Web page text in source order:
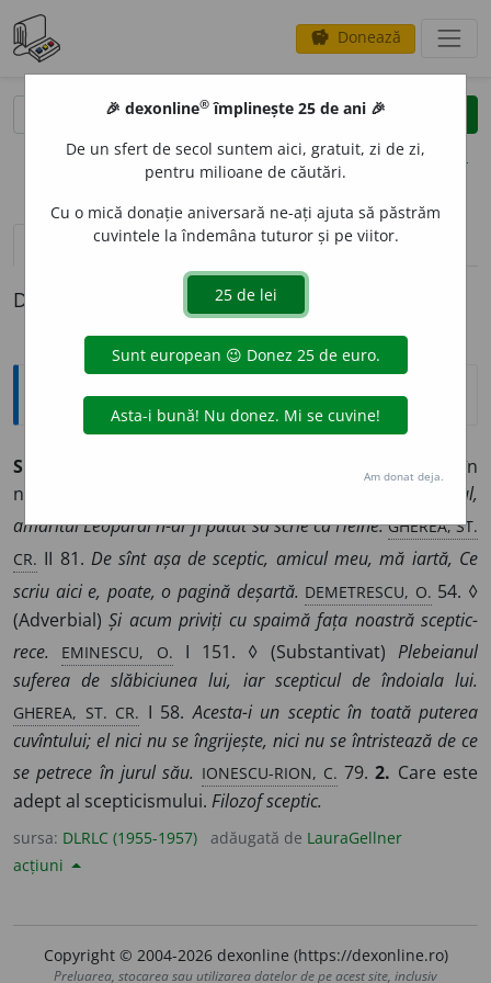
savings Donează
clear
opțiuni
definiții (1) pronunțievolume_up (44)
Definiția cu ID-ul 940712:
Explicative DEX
SC
Care nu are încredere în
nimic, care se îndoiește de toate.
Scepticul, melancolicul,
amărîtul Leopardi n-ar fi putut să scrie ca Heine.GHEREA, ST.
CR. II 81. De sînt așa de sceptic, amicul meu, mă iartă, Ce
scriu aici e, poate, o pagină deșartă. DEMETRESCU, O. 54. ◊
(Adverbial)Și acum priviți cu spaimă fața noastră sceptic-
rece.
EMINESCU, O. I 151. ◊ (Substantivat)Plebeianul
suferea de slăbiciunea lui, iar scepticul de îndoiala lui.
GHEREA, ST. CR. I 58.Acesta-i un sceptic în toată puterea
cuvîntului; el nici nu se îngrijește, nici nu se întristează de ce
se petrece în jurul său. IONESCU-RION, C. 79.2. Care este
adept al scepticismului. Filozof sceptic.
sursa: DLRLC (1955-1957) adăugată de LauraGellner
acțiuni
Copyright © 2004-2026 dexonline (https://dexonline.ro)
Preluarea, stocarea sau utilizarea datelor de pe acest site, inclusiv
🎉 dexonline® împlinește 25 de ani 🎉
De un sfert de secol suntem aici, gratuit, zi de zi,
pentru milioane de căutări.
Cu o mică donație aniversară ne-ați ajuta să păstrăm
cuvintele la îndemâna tuturor și pe viitor.
Am donat deja.